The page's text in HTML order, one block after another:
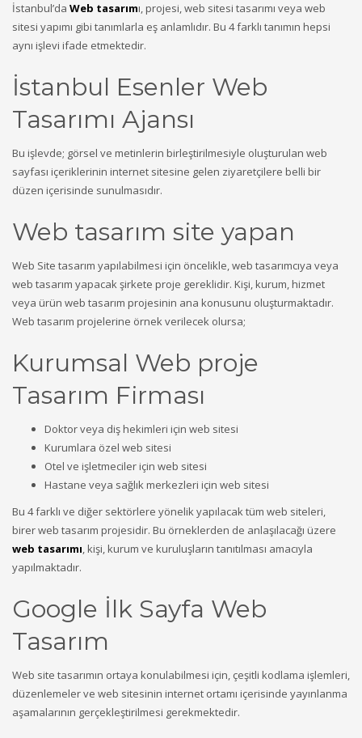
İstanbul’da Web tasarımı, projesi, web sitesi tasarımı veya web
sitesi yapımı gibi tanımlarla eş anlamlıdır. Bu 4 farklı tanımın hepsi
aynı işlevi ifade etmektedir.
İstanbul Esenler Web
Tasarımı Ajansı
Bu işlevde; görsel ve metinlerin birleştirilmesiyle oluşturulan web
sayfası içeriklerinin internet sitesine gelen ziyaretçilere belli bir
düzen içerisinde sunulmasıdır.
Web tasarım site yapan
Web Site tasarım yapılabilmesi için öncelikle, web tasarımcıya veya
web tasarım yapacak şirkete proje gereklidir. Kişi, kurum, hizmet
veya ürün web tasarım projesinin ana konusunu oluşturmaktadır.
Web tasarım projelerine örnek verilecek olursa;
Kurumsal Web proje
Tasarım Firması
Doktor veya diş hekimleri için web sitesi
Kurumlara özel web sitesi
Otel ve işletmeciler için web sitesi
Hastane veya sağlık merkezleri için web sitesi
Bu 4 farklı ve diğer sektörlere yönelik yapılacak tüm web siteleri,
birer web tasarım projesidir. Bu örneklerden de anlaşılacağı üzere
web tasarımı, kişi, kurum ve kuruluşların tanıtılması amacıyla
yapılmaktadır.
Google İlk Sayfa Web
Tasarım
Web site tasarımın ortaya konulabilmesi için, çeşitli kodlama işlemleri,
düzenlemeler ve web sitesinin internet ortamı içerisinde yayınlanma
aşamalarının gerçekleştirilmesi gerekmektedir.